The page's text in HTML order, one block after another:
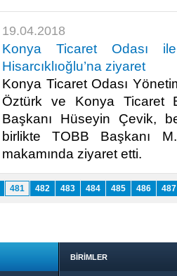
19.04.2018
Konya Ticaret Odası ile
Hisarcıklıoğlu’na ziyaret
Konya Ticaret Odası
Öztürk ve Konya Ticaret
Başkanı Hüseyin Çevik,
birlikte TOBB Başkanı M.
makamında ziyaret etti.​
481 482 483 484 485 486 487
BİRİMLER